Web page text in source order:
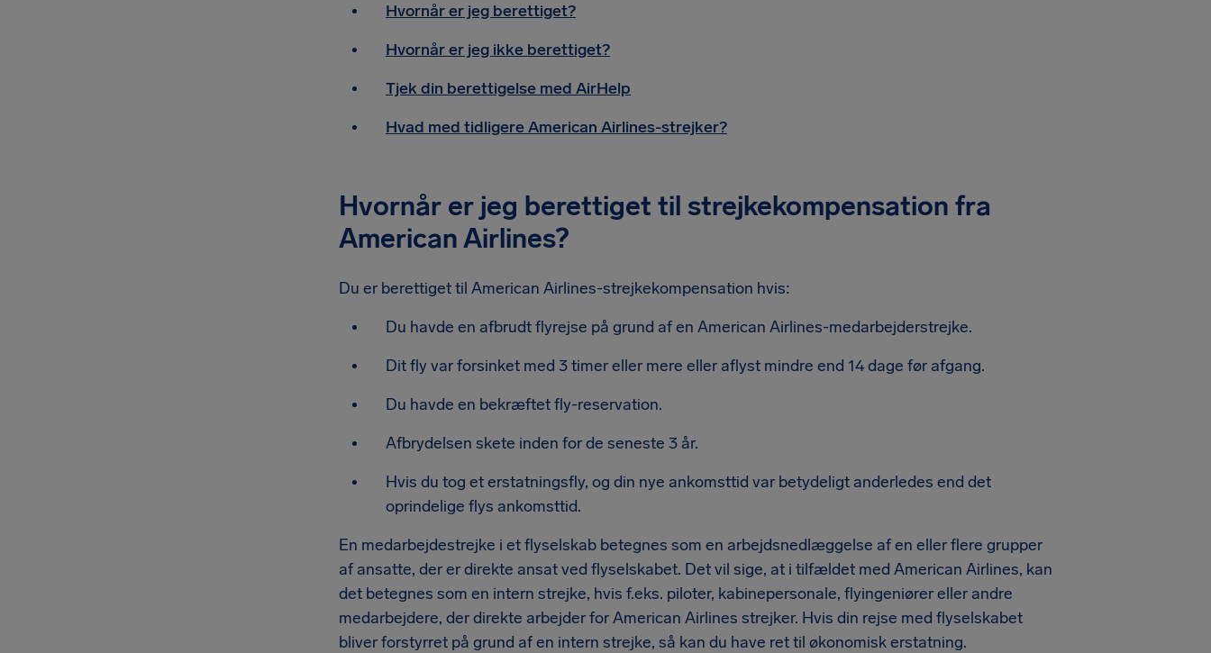
Hvornår er jeg berettiget?
Hvornår er jeg ikke berettiget?
Tjek din berettigelse med AirHelp
Hvad med tidligere American Airlines-strejker?
Hvornår er jeg berettiget til strejkekompensation fra
American Airlines?
Du er berettiget til American Airlines-strejkekompensation hvis:
Du havde en afbrudt flyrejse på grund af en American Airlines-medarbejderstrejke.
Dit fly var forsinket med 3 timer eller mere eller aflyst mindre end 14 dage før afgang.
Du havde en bekræftet fly-reservation.
Afbrydelsen skete inden for de seneste 3 år.
Hvis du tog et erstatningsfly, og din nye ankomsttid var betydeligt anderledes end det
oprindelige flys ankomsttid.
En medarbejdestrejke i et flyselskab betegnes som en arbejdsnedlæggelse af en eller flere grupper
af ansatte, der er direkte ansat ved flyselskabet. Det vil sige, at i tilfældet med American Airlines, kan
det betegnes som en intern strejke, hvis f.eks. piloter, kabinepersonale, flyingeniører eller andre
medarbejdere, der direkte arbejder for American Airlines strejker. Hvis din rejse med flyselskabet
bliver forstyrret på grund af en intern strejke, så kan du have ret til økonomisk erstatning.